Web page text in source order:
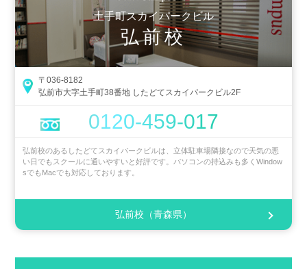
土手町スカイパークビル
弘前校
〒036-8182
弘前市大字土手町38番地 したどてスカイパークビル2F
0120-459-017
弘前校のあるしたどてスカイパークビルは、立体駐車場隣接なので天気の悪
い日でもスクールに通いやすいと好評です。パソコンの持込みも多くWindow
sでもMacでも対応しております。
弘前校（青森県）